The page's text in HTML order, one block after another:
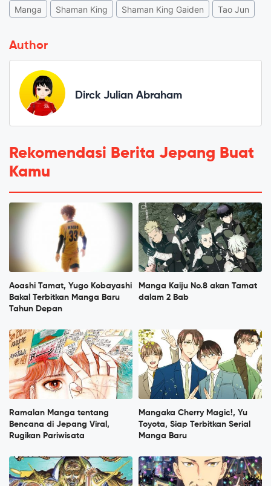
Manga Shaman King Shaman King Gaiden Tao Jun
Author
Dirck Julian Abraham
Rekomendasi Berita Jepang Buat
Kamu
Aoashi Tamat, Yugo Kobayashi
Bakal Terbitkan Manga Baru
Tahun Depan
Manga Kaiju No.8 akan Tamat
dalam 2 Bab
Ramalan Manga tentang
Bencana di Jepang Viral,
Rugikan Pariwisata
Mangaka Cherry Magic!, Yu
Toyota, Siap Terbitkan Serial
Manga Baru